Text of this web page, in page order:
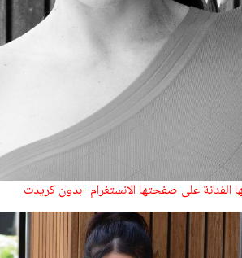
الفنانة على صفحتها الانستغرام -بدون كريدت